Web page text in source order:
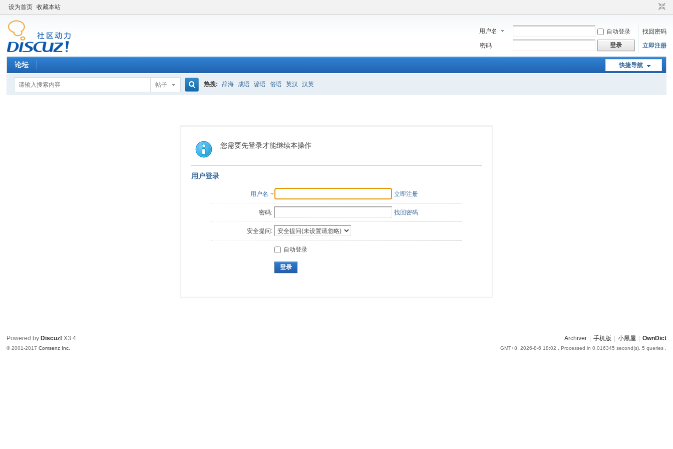
设为首页 收藏本站
用户名 自动登录
找回密码
密码
登录 立即注册
快捷导航
论坛
帖子 热搜: 辞海 成语 谚语 俗语 英汉 汉英
您需要先登录才能继续本操作
用户登录
用户名 立即注册
密码: 找回密码
安全提问:
自动登录
登录
Archiver 手机版 小黑屋 OwnDict
GMT+8, 2026-8-6 18:02 , Processed in 0.016345 second(s), 5 queries .
Powered by Discuz! X3.4
© 2001-2017Comsenz Inc.